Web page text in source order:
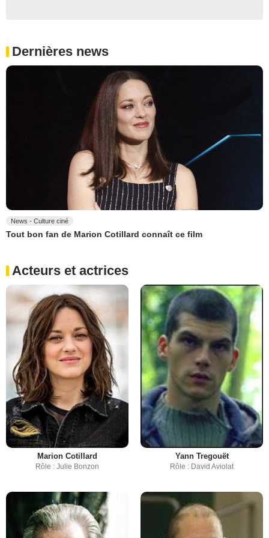
Dernières news
News - Culture ciné
Tout bon fan de Marion Cotillard connaît ce film
Acteurs et actrices
Marion Cotillard
Rôle : Julie Bonzon
Yann Tregouët
Rôle : David Aviolat